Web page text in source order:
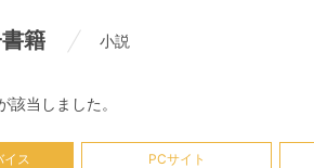
籍 小説
該当しました。
イス PCサイト